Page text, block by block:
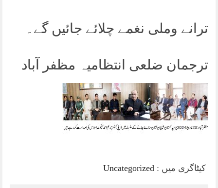
ترانے وملی نغمے چلائے جائیں گے۔
ترجمان ضلعی انتظامیہ مظفر آباد
کیٹاگری میں : Uncategorized